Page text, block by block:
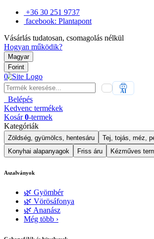
+36 30 251 9737
facebook: Plantapont
Vásárlás tudatosan, csomagolás nélkül
Hogyan működik?
Magyar
Forint
0
AI
Belépés
Kedvenc termékek
Kosár 0-termek
Kategóriák
Zöldség, gyümölcs, hentesáru Tej, tojás, méz,
Konyhai alapanyagok
Friss áru Kézműves
Aszalványok
🌿 Gyömbér
🌿 Vörösáfonya
🌿 Ananász
Még több ›